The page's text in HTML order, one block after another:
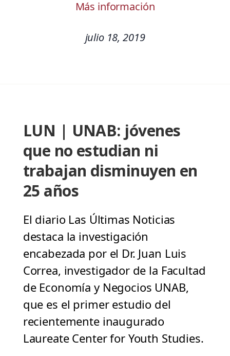
Más información
julio 18, 2019
LUN | UNAB: jóvenes
que no estudian ni
trabajan disminuyen en
25 años
El diario Las Últimas Noticias
destaca la investigación
encabezada por el Dr. Juan Luis
Correa, investigador de la Facultad
de Economía y Negocios UNAB,
que es el primer estudio del
recientemente inaugurado
Laureate Center for Youth Studies.